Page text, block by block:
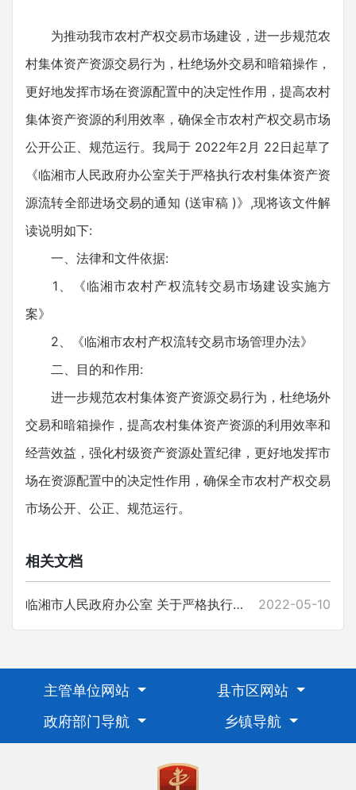
为推动我市农村产权交易市场建设，进一步规范农
村集体资产资源交易行为，杜绝场外交易和暗箱操作，
更好地发挥市场在资源配置中的决定性作用，提高农村
集体资产资源的利用效率，确保全市农村产权交易市场
公开公正、规范运行。我局于 2022年2月 22日起草了
《临湘市人民政府办公室关于严格执行农村集体资产资
源流转全部进场交易的通知 (送审稿 )》,现将该文件解
读说明如下:
一、法律和文件依据:
1、《临湘市农村产权流转交易市场建设实施方
案》
2、《临湘市农村产权流转交易市场管理办法》
二、目的和作用:
进一步规范农村集体资产资源交易行为，杜绝场外
交易和暗箱操作，提高农村集体资产资源的利用效率和
经营效益，强化村级资产资源处置纪律，更好地发挥市
场在资源配置中的决定性作用，确保全市农村产权交易
市场公开、公正、规范运行。
相关文档
临湘市人民政府办公室 关于严格执行农村集体资产资源 流转进场交易的通知 2022-05-10
主管单位网站
县市区网站
政府部门导航
乡镇导航